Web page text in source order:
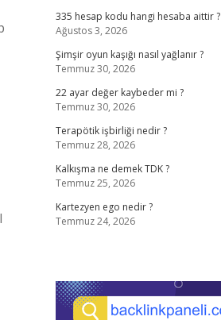
335 hesap kodu hangi hesaba aittir ?
Ağustos 3, 2026
Şimşir oyun kaşığı nasıl yağlanır ?
Temmuz 30, 2026
22 ayar değer kaybeder mi ?
Temmuz 30, 2026
Terapötik işbirliği nedir ?
Temmuz 28, 2026
Kalkışma ne demek TDK ?
Temmuz 25, 2026
Kartezyen ego nedir ?
Temmuz 24, 2026